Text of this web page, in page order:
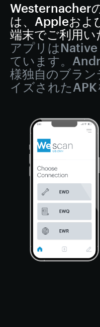
Westernacher
は、Appleおよ
端末でご利用い
アプリは
ています。
様独自のブラ
イズされたAPK